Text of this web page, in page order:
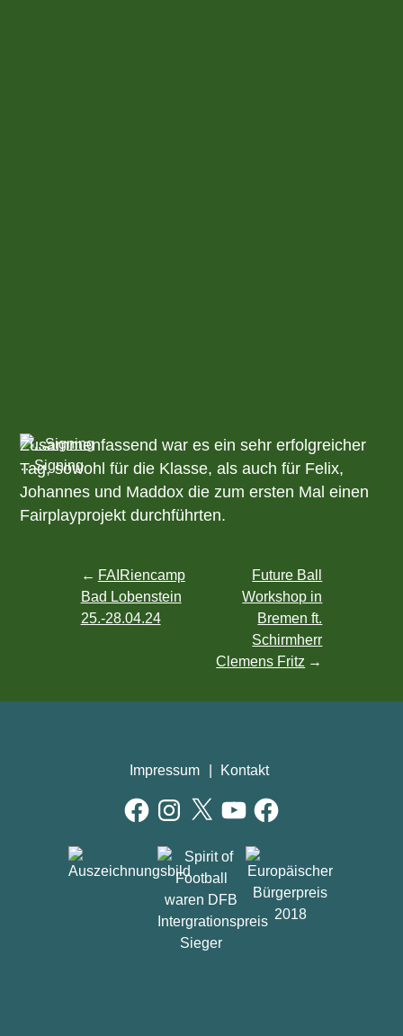
…Signing
Zusammenfassend war es ein sehr erfolgreicher
Tag, sowohl für die Klasse, als auch für Felix,
Johannes und Maddox die zum ersten Mal einen
Fairplayprojekt durchführten.
Beitragsnavigation
FAIRiencamp
Bad Lobenstein
25.-28.04.24
Future Ball
Workshop in
Bremen ft.
Schirmherr
Clemens Fritz
Impressum Kontakt
FacebookInstagram
X YouTubeFacebook
AUSZEICHNUNGEN